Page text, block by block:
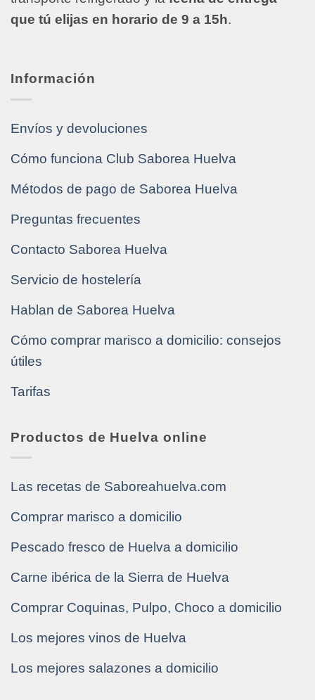
que tú elijas en horario de 9 a 15h.
Información
Envíos y devoluciones
Cómo funciona Club Saborea Huelva
Métodos de pago de Saborea Huelva
Preguntas frecuentes
Contacto Saborea Huelva
Servicio de hostelería
Hablan de Saborea Huelva
Cómo comprar marisco a domicilio: consejos
útiles
Tarifas
Productos de Huelva online
Las recetas de Saboreahuelva.com
Comprar marisco a domicilio
Pescado fresco de Huelva a domicilio
Carne ibérica de la Sierra de Huelva
Comprar Coquinas, Pulpo, Choco a domicilio
Los mejores vinos de Huelva
Los mejores salazones a domicilio